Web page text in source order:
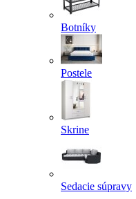
Botníky
Postele
Skrine
Sedacie súpravy